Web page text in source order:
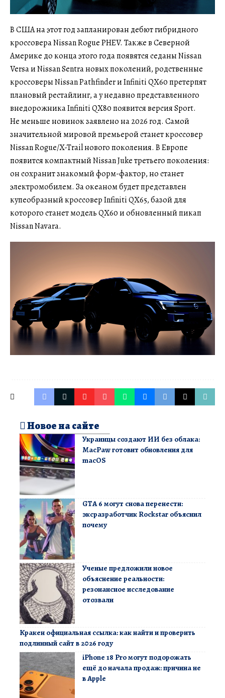
В США на этот год запланирован дебют гибридного
кроссовера Nissan Rogue PHEV. Также в Северной
Америке до конца этого года появятся седаны Nissan
Versa и Nissan Sentra новых поколений, родственные
кроссоверы Nissan Pathfinder и Infiniti QX60 претерпят
плановый рестайлинг, а у недавно представленного
внедорожника Infiniti QX80 появится версия Sport.
Не меньше новинок заявлено на 2026 год. Самой
значительной мировой премьерой станет кроссовер
Nissan Rogue/X-Trail нового поколения. В Европе
появится компактный Nissan Juke третьего поколения:
он сохранит знакомый форм-фактор, но станет
электромобилем. За океаном будет представлен
купеобразный кроссовер Infiniti QX65, базой для
которого станет модель QX60 и обновленный пикап
Nissan Navara.
Новое на сайте
Украинцы создают ИИ без облака:
MacPaw готовит обновления для
macOS
GTA 6 могут снова перенести:
эксразработчик Rockstar объяснил
почему
Ученые предложили новое
объяснение реальности:
резонансное исследование
отозвали
Кракен официальная ссылка: как найти и проверить
подлинный сайт в 2026 году
iPhone 18 Pro могут подорожать
ещё до начала продаж: причина не
в Apple